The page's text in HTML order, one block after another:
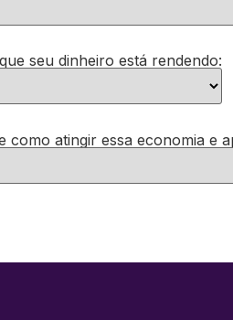
seu dinheiro está rendendo:
como atingir essa economia e